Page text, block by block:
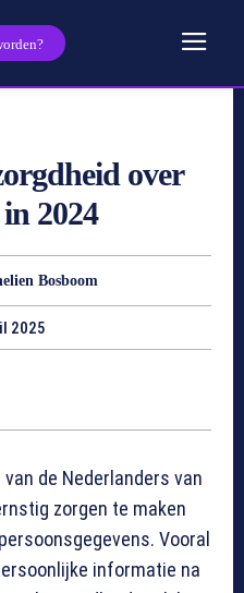
over
2024
Bosboom
2025
de Nederlanders van
zorgen te maken
Vooral
informatie na